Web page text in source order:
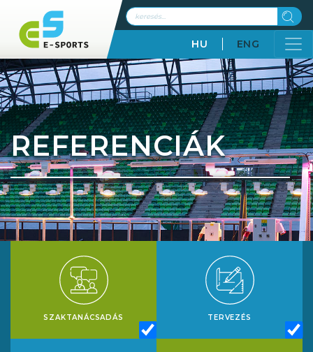
HU ENG
REFERENCIÁK
SZAKTANÁCSADÁS TERVEZÉS